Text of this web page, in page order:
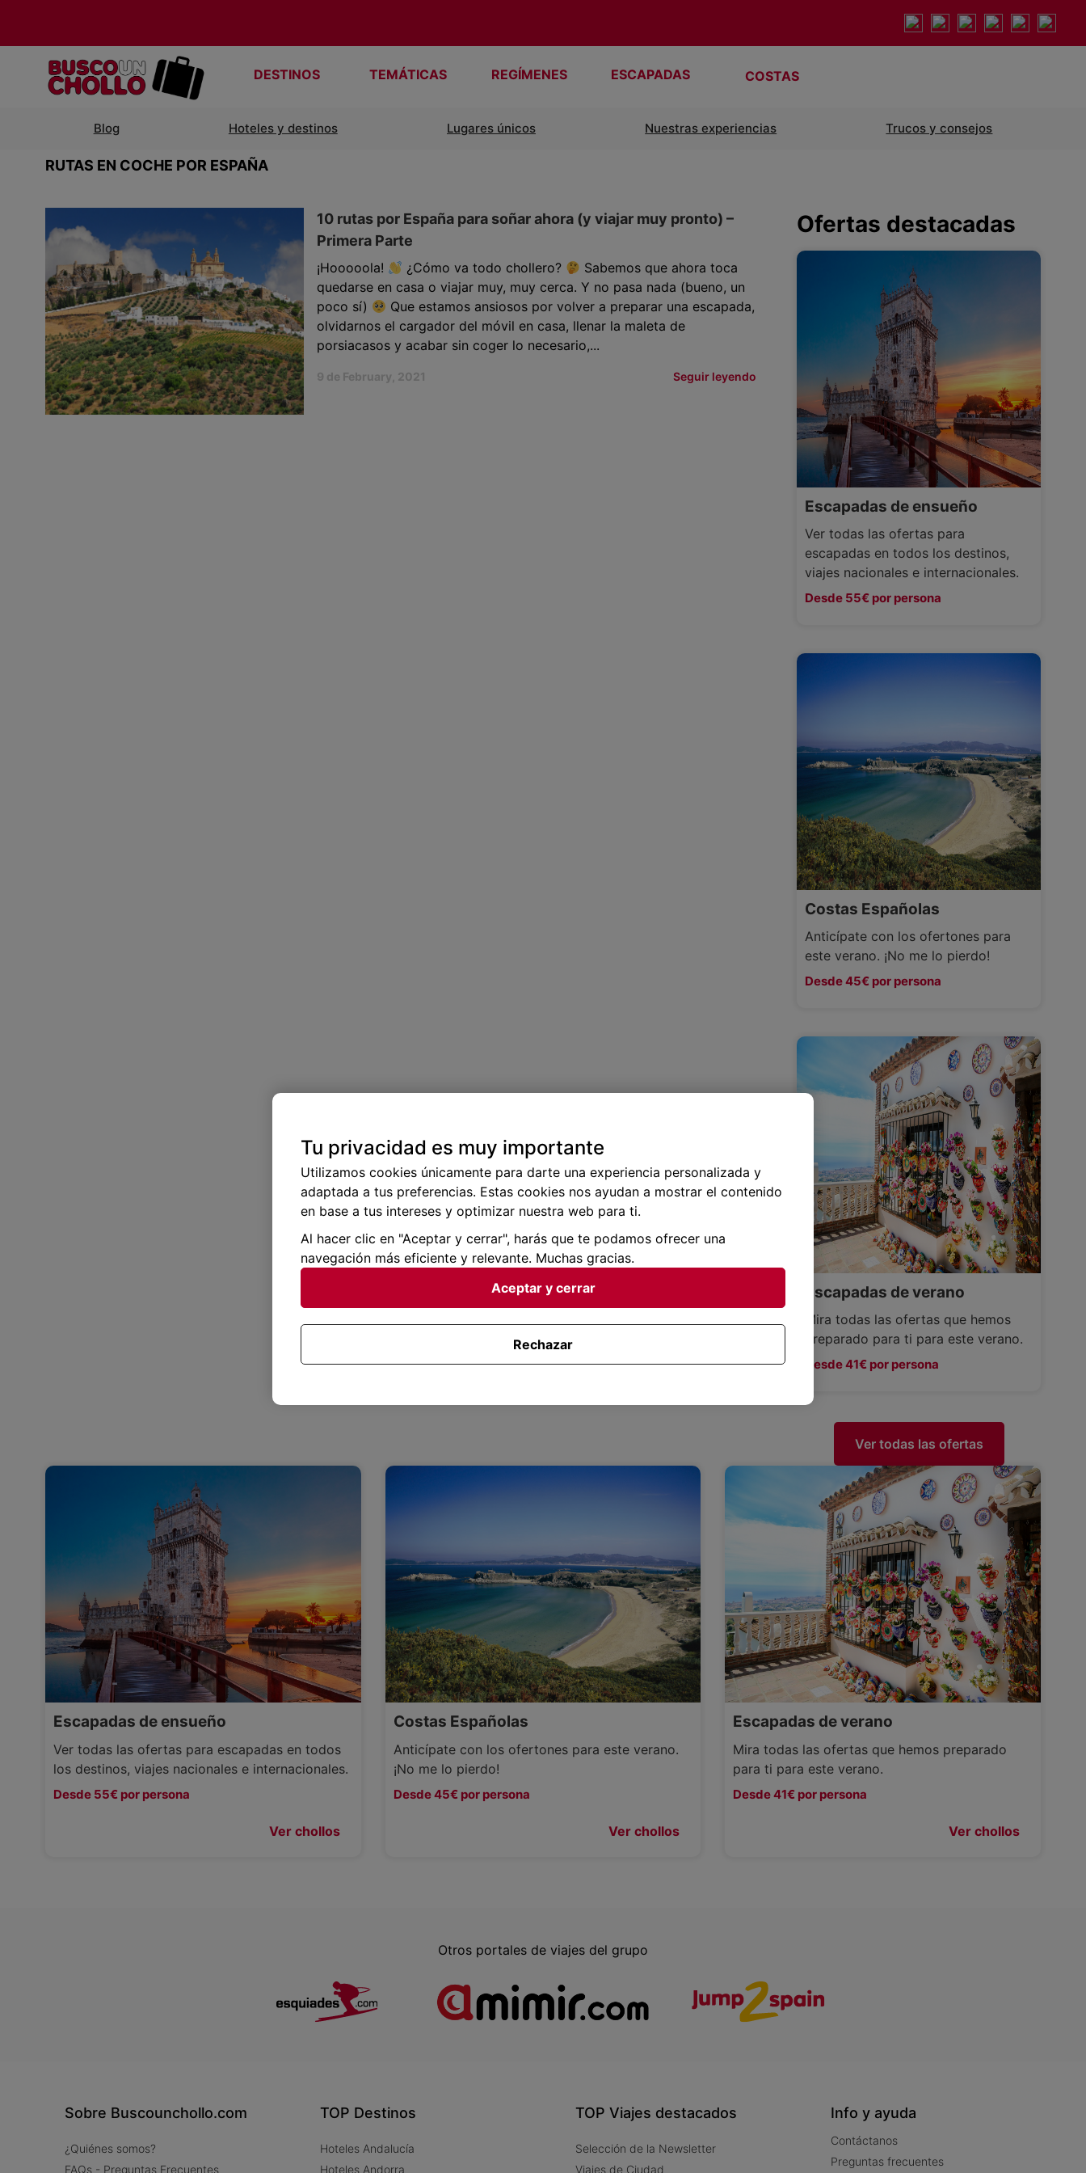
DESTINOS TEMÁTICAS REGÍMENES ESCAPADAS COSTAS
Blog Hoteles y destinos Lugares únicos Nuestras experiencias Trucos y consejos
RUTAS EN COCHE POR ESPAÑA
10 rutas por España para soñar ahora (y viajar muy pronto) –
Primera Parte
¡Hooooola! ¿Cómo va todo chollero?
Sabemos que ahora toca
quedarse en casa o viajar muy, muy cerca. Y no pasa nada (bueno, un
poco sí)
Que estamos ansiosos por volver a preparar una escapada,
olvidarnos el cargador del móvil en casa, llenar la maleta de
porsiacasos y acabar sin coger lo necesario,...
9 de February, 2021 Seguir leyendo
Ofertas destacadas
Escapadas de ensueño
Ver todas las ofertas para
escapadas en todos los destinos,
viajes nacionales e internacionales.
Desde 55€ por persona
Costas Españolas
Anticípate con los ofertones para
este verano. ¡No me lo pierdo!
Desde 45€ por persona
Escapadas de verano
Mira todas las ofertas que hemos
preparado para ti para este verano.
Desde 41€ por persona
Ver todas las ofertas
Escapadas de ensueño
Ver todas las ofertas para escapadas en todos
los destinos, viajes nacionales e internacionales.
Desde 55€ por persona
Ver chollos
Costas Españolas
Anticípate con los ofertones para este verano.
¡No me lo pierdo!
Desde 45€ por persona
Ver chollos
Escapadas de verano
Mira todas las ofertas que hemos preparado
para ti para este verano.
Desde 41€ por persona
Ver chollos
Otros portales de viajes del grupo
Sobre Buscounchollo.com
¿Quiénes somos?
FAQs - Preguntas Frecuentes
TOP Destinos
Hoteles Andalucía
Hoteles Andorra
TOP Viajes destacados
Selección de la Newsletter
Viajes de Ciudad
Info y ayuda
Contáctanos
Preguntas frecuentes
Tu privacidad es muy importante
Utilizamos cookies únicamente para darte una experiencia personalizada y
adaptada a tus preferencias. Estas cookies nos ayudan a mostrar el contenido
en base a tus intereses y optimizar nuestra web para ti.
Al hacer clic en "Aceptar y cerrar", harás que te podamos ofrecer una
navegación más eficiente y relevante. Muchas gracias.
Aceptar y cerrar
Rechazar